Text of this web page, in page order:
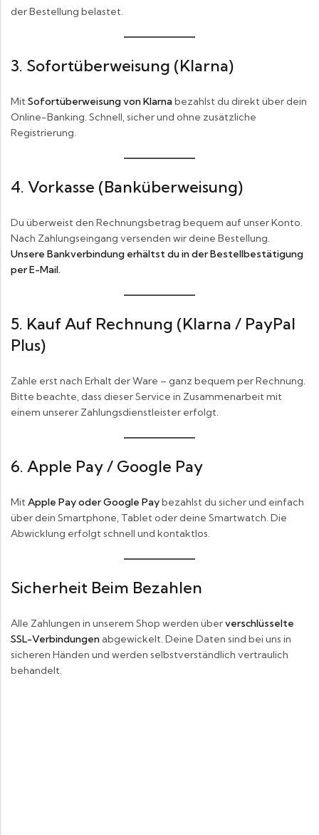
der Bestellung belastet.
3. Sofortüberweisung (Klarna)
Mit Sofortüberweisung von Klarnabezahlst du direkt über dein
Online-Banking. Schnell, sicher und ohne zusätzliche
Registrierung.
4. Vorkasse (Banküberweisung)
Du überweist den Rechnungsbetrag bequem auf unser Konto.
Nach Zahlungseingang versenden wir deine Bestellung.
Unsere Bankverbindung erhältst du in der Bestellbestätigung
per E-Mail.
5. Kauf Auf Rechnung (Klarna / PayPal
Plus)
Zahle erst nach Erhalt der Ware – ganz bequem per Rechnung.
Bitte beachte, dass dieser Service in Zusammenarbeit mit
einem unserer Zahlungsdienstleister erfolgt.
6. Apple Pay / Google Pay
Mit Apple Pay oder Google Paybezahlst du sicher und einfach
über dein Smartphone, Tablet oder deine Smartwatch. Die
Abwicklung erfolgt schnell und kontaktlos.
Sicherheit Beim Bezahlen
Alle Zahlungen in unserem Shop werden überverschlüsselte
SSL-Verbindungenabgewickelt. Deine Daten sind bei uns in
sicheren Händen und werden selbstverständlich vertraulich
behandelt.